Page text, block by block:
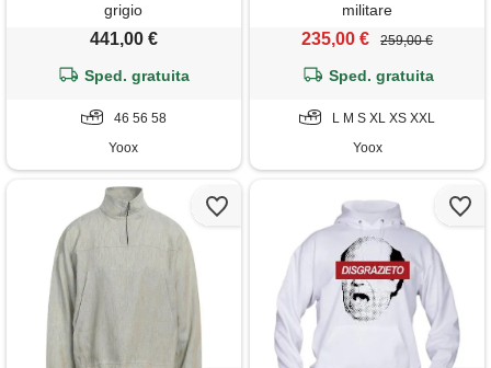
grigio
441,00 €
Sped. gratuita
46 56 58
Yoox
militare
235,00 € 259,00 €
Sped. gratuita
L M S XL XS XXL
Yoox